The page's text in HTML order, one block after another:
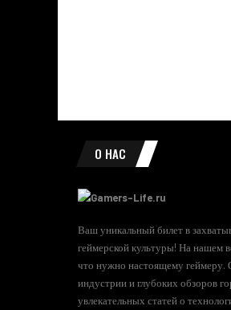
О НАС
Ваш уникальный билет в
геймерской культуры! На нашем
что нужно настоящему геймеру.
индустрии и глубоких обзоров
увлекательных статей о